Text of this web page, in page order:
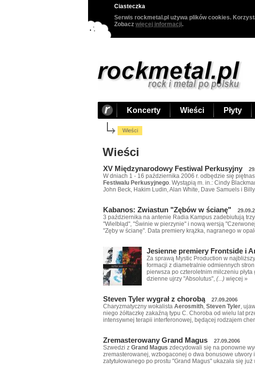
Ciasteczka
Serwis rockmetal.pl używa plików cookies.
Zobacz więcej informacji.
Koncerty Wieści Płyty
Wieści
Wieści
XV Międzynarodowy Festiwal Perkusyjny
W dniach 1 - 16 października 2006 r. odbędzie się
Festiwalu Perkusyjnego. Wystąpią m. in.: Cindy
John Beck, Hakim Ludin, Alan White, Dave Samuels i
Kabanos: Zwiastun "Zębów w ścianę"
3 października na antenie Radia Kampus zadebiutują
"Wielbłąd", "Świnie w pierzynie" i nową wersją
"Zęby w ścianę". Data premiery krążka, nagranego w
Jesienne premiery Frontside i
Za sprawą Mystic Production w
formacji z diametralnie odmiennych
pierwsza po czteroletnim milczeniu płyta
dzienne ujrzy "Absolutus", (...) więcej »
Steven Tyler wygrał z chorobą 27.09.2006
Charyzmatyczny wokalista Aerosmith, Steven Tyler,
niego żółtaczkę zakaźną typu C. Choroba od wielu lat
intensywnej terapii interferonowej, będącej rodzajem
Zremasterowany Grand Magus 27.09.2006
Szwedzi z Grand Magus zdecydowali się na ponowne
zremasterowanej, wzbogaconej o dwa bonusowe
zatytułowanego po prostu "Grand Magus" ukazała się